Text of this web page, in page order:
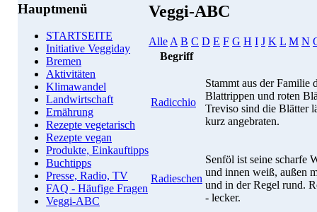
Hauptmenü
STARTSEITE
Initiative Veggiday
Bremen
Aktivitäten
Klimawandel
Landwirtschaft
Ernährung
Rezepte vegetarisch
Rezepte vegan
Produkte, Einkauftipps
Buchtipps
Presse, Radio, TV
FAQ - Häufige Fragen
Veggi-ABC
Veggi-ABC
Alle A B C D E F G H I J K L M N
Begriff
Radicchio
Stammt aus der Familie
Blattrippen und roten
Treviso sind die Blätter
kurz angebraten.
Radieschen
Senföl ist seine scharfe
und innen weiß, außen
und in der Regel rund.
- lecker.